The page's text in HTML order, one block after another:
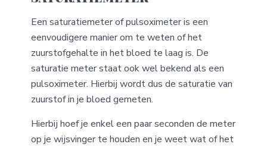
Een saturatiemeter of pulsoximeter is een
eenvoudigere manier om te weten of het
zuurstofgehalte in het bloed te laag is. De
saturatie meter staat ook wel bekend als een
pulsoximeter. Hierbij wordt dus de saturatie van
zuurstof in je bloed gemeten.
Hierbij hoef je enkel een paar seconden de meter
op je wijsvinger te houden en je weet wat of het